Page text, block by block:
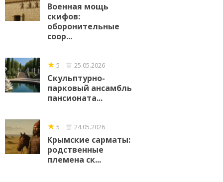
Военная мощь
скифов:
оборонительные
соор...
★ 5 25.05.2026
Скульптурно-
парковый ансамбль
пансионата...
★ 5 24.05.2026
Крымские сарматы:
родственные
племена ск...